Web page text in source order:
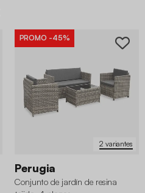
2 variantes
PROMO -45%
Perugia
Conjunto de jardín de resina